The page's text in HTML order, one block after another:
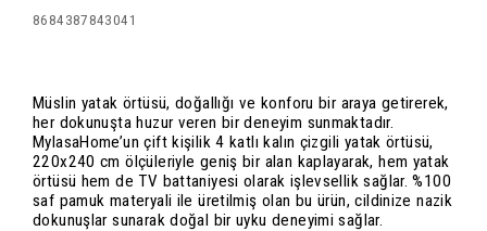
8684387843041
Müslin yatak örtüsü, doğallığı ve konforu bir araya getirerek,
her dokunuşta huzur veren bir deneyim sunmaktadır.
MylasaHome’un çift kişilik 4 katlı kalın çizgili yatak örtüsü,
220x240 cm ölçüleriyle geniş bir alan kaplayarak, hem yatak
örtüsü hem de TV battaniyesi olarak işlevsellik sağlar. %100
saf pamuk materyali ile üretilmiş olan bu ürün, cildinize nazik
dokunuşlar sunarak doğal bir uyku deneyimi sağlar.